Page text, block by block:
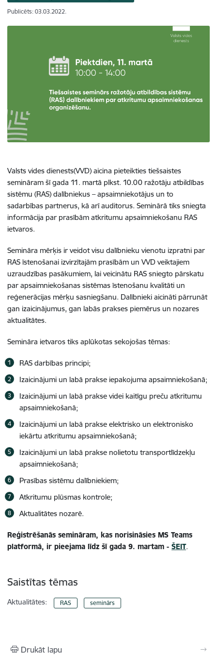
Publicēts: 03.03.2022.
Valsts vides dienests(VVD) aicina pieteikties tiešsaistes
semināram šī gada 11. martā plkst. 10.00 ražotāju atbildības
sistēmu (RAS) dalībniekus – apsaimniekotājus un to
sadarbības partnerus, kā arī auditorus. Seminārā tiks sniegta
informācija par prasībām atkritumu apsaimniekošanu RAS
ietvaros.
Semināra mērķis ir veidot visu dalībnieku vienotu izpratni par
RAS īstenošanai izvirzītajām prasībām un VVD veiktajiem
uzraudzības pasākumiem, lai veicinātu RAS sniegto pārskatu
par apsaimniekošanas sistēmas īstenošanu kvalitāti un
reģenerācijas mērķu sasniegšanu. Dalībnieki aicināti pārrunāt
gan izaicinājumus, gan labās prakses piemērus un nozares
aktualitātes.
Semināra ietvaros tiks aplūkotas sekojošas tēmas:
RAS darbības principi;
Izaicinājumi un labā prakse iepakojuma apsaimniekošanā;
Izaicinājumi un labā prakse videi kaitīgu preču atkritumu
apsaimniekošanā;
Izaicinājumi un labā prakse elektrisko un elektronisko
iekārtu atkritumu apsaimniekošanā;
Izaicinājumi un labā prakse nolietotu transportlīdzekļu
apsaimniekošanā;
Prasības sistēmu dalībniekiem;
Atkritumu plūsmas kontrole;
Aktualitātes nozarē.
Reģistrēšanās semināram, kas norisināsies MS Teams
platformā, ir pieejama līdz šī gada 9. martam - ŠEIT.
Saistītas tēmas
Aktualitātes: RAS seminārs
Drukāt lapu